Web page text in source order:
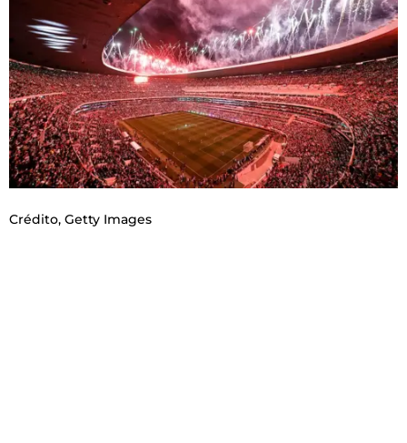
Crédito, Getty Images